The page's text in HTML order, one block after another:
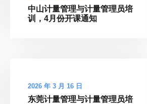
中山计量管理与计量管理员培
训，4月份开课通知
2026 年 3 月 16 日
东莞计量管理与计量管理员培